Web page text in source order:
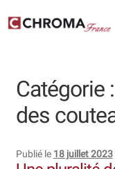
Aller
Aller
Chroma France
Commande
Contact
Catégorie :
des
Publié le 18 juillet 2023